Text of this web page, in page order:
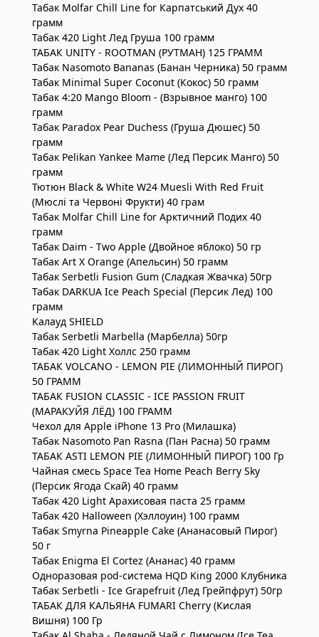
Табак Molfar Chill Line for Карпатський Дух 40
грамм
Табак 420 Light Лед Груша 100 грамм
ТАБАК UNITY - ROOTMAN (РУТМАН) 125 ГРАММ
Табак Nasomoto Bananas (Банан Черника) 50 грамм
Табак Minimal Super Coconut (Кокос) 50 грамм
Табак 4:20 Mango Bloom - (Взрывное манго) 100
грамм
Табак Paradox Pear Duchess (Груша Дюшес) 50
грамм
Табак Pelikan Yankee Mame (Лед Персик Манго) 50
грамм
Тютюн Black & White W24 Muesli With Red Fruit
(Мюслі та Червоні Фрукти) 40 грам
Табак Molfar Chill Line for Арктичний Подих 40
грамм
Табак Daim - Two Apple (Двойное яблоко) 50 гр
Табак Art X Orange (Апельсин) 50 грамм
Табак Serbetli Fusion Gum (Сладкая Жвачка) 50гр
Табак DARKUA Ice Peach Special (Персик Лед) 100
грамм
Калауд SHIELD
Табак Serbetli Marbella (Марбелла) 50гр
Табак 420 Light Холлс 250 грамм
ТАБАК VOLCANO - LEMON PIE (ЛИМОННЫЙ ПИРОГ)
50 ГРАММ
ТАБАК FUSION CLASSIC - ICE PASSION FRUIT
(МАРАКУЙЯ ЛЁД) 100 ГРАММ
Чехол для Apple iPhone 13 Pro (Милашка)
Табак Nasomoto Pan Rasna (Пан Расна) 50 грамм
ТАБАК ASTI LEMON PIE (ЛИМОННЫЙ ПИРОГ) 100 Гр
Чайная смесь Space Tea Home Peach Berry Sky
(Персик Ягода Скай) 40 грамм
Табак 420 Light Арахисовая паста 25 грамм
Табак 420 Halloween (Хэллоуин) 100 грамм
Табак Smyrna Pineapple Cake (Ананасовый Пирог)
50 г
Табак Enigma El Cortez (Ананас) 40 грамм
Одноразовая pod-система HQD King 2000 Клубника
Табак Serbetli - Ice Grapefruit (Лед Грейпфрут) 50гр
ТАБАК ДЛЯ КАЛЬЯНА FUMARI Cherry (Кислая
Вишня) 100 Гр